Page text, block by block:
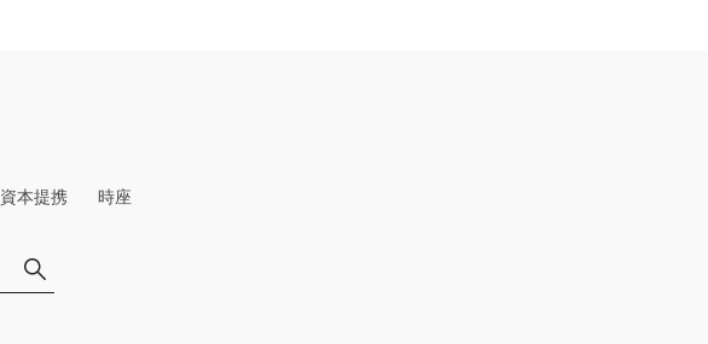
資本提携 時座